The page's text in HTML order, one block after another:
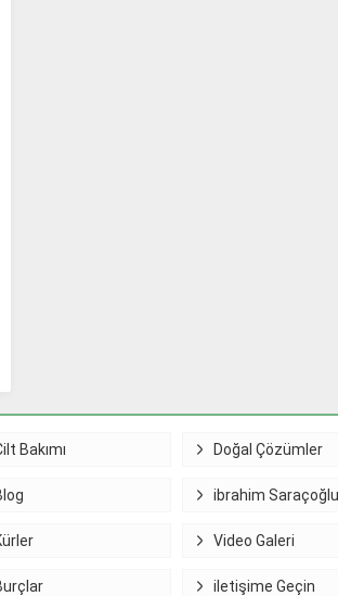
Bakımı Doğal Çözümler
ibrahim Saraçoğlu
Video Galeri
iletişime Geçin